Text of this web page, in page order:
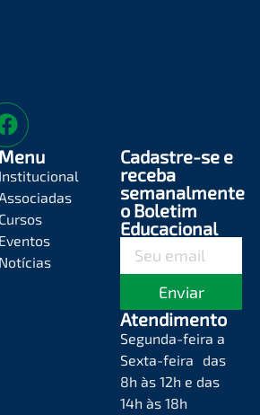
Menu
Institucional
Associadas
Cursos
Eventos
Notícias
Cadastre-se e
receba
semanalmente
o Boletim
Educacional
Enviar
Atendimento
Segunda-feira a
Sexta-feira das
8h às 12h e das
14h às 18h